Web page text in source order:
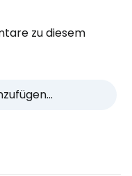
zu diesem